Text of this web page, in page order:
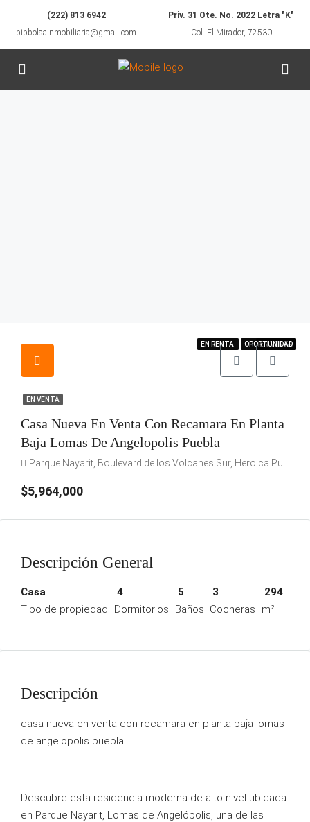
(222) 813 6942
bipbolsainmobiliaria@gmail.com
Priv. 31 Ote. No. 2022 Letra "K"
Col. El Mirador, 72530
EN VENTA
Casa Nueva En Venta Con Recamara En Planta
Baja Lomas De Angelopolis Puebla
Parque Nayarit, Boulevard de los Volcanes Sur, Heroica Puebla de Zaragoza, Pue., México
$5,964,000
Descripción General
Casa
Tipo de propiedad
4
Dormitorios
5
Baños
3
Cocheras
294
m²
Descripción
casa nueva en venta con recamara en planta baja lomas
de angelopolis puebla
Descubre esta residencia moderna de alto nivel ubicada
en Parque Nayarit, Lomas de Angelópolis, una de las
EN VENTA OPORTUNIDAD
EN RENTA OPORTUNIDAD
EN VENTA
EN RENTA OPORTUNIDAD